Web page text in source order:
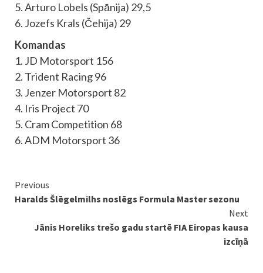
5. Arturo Lobels (Spānija) 29,5
6. Jozefs Krals (Čehija) 29
Komandas
1. JD Motorsport 156
2. Trident Racing 96
3. Jenzer Motorsport 82
4. Iris Project 70
5. Cram Competition 68
6. ADM Motorsport 36
Continue
Reading
Previous
Haralds Šlēgelmilhs noslēgs Formula Master sezonu
Next
Jānis Horeliks trešo gadu startē FIA Eiropas kausa
izcīņā